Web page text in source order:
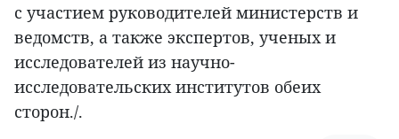
с участием руководителей министерств и
ведомств, а также экспертов, ученых и
исследователей из научно-
исследовательских институтов обеих
сторон./.